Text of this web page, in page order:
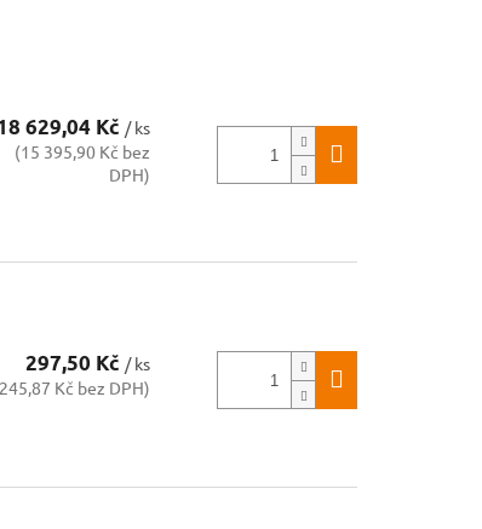
629,04 Kč / ks
(15 395,90 Kč bez
DPH)
297,50 Kč/ ks
Kč bez DPH)